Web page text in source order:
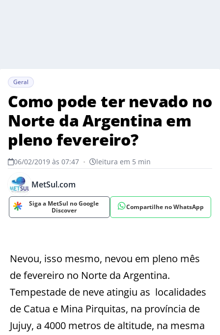
Geral
Como pode ter nevado no
Norte da Argentina em
pleno fevereiro?
06/02/2019 às 07:47 • leitura em 5 min
MetSul.com
Siga a MetSul no Google
Discover
Compartilhe no WhatsApp
Nevou, isso mesmo, nevou em pleno mês
de fevereiro no Norte da Argentina.
Tempestade de neve atingiu as localidades
de Catua e Mina Pirquitas, na província de
Jujuy, a 4000 metros de altitude, na mesma